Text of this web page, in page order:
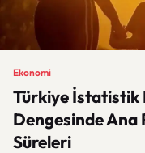
Ekonomi
Türkiye İstatistik
Dengesinde Ana
Süreleri